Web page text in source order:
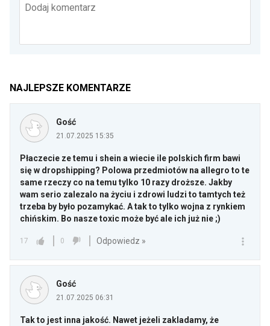
Dodaj komentarz
NAJLEPSZE KOMENTARZE
Gość
21.07.2025 15:35
Płaczecie ze temu i shein a wiecie ile polskich firm bawi
się w dropshipping? Polowa przedmiotów na allegro to te
same rzeczy co na temu tylko 10 razy droższe. Jakby
wam serio zalezalo na życiu i zdrowi ludzi to tamtych też
trzeba by było pozamykać. A tak to tylko wojna z rynkiem
chińskim. Bo nasze toxic może być ale ich już nie ;)
17 0 Odpowiedz »
Gość
21.07.2025 06:31
Tak to jest inna jakość. Nawet jeżeli zakladamy, że